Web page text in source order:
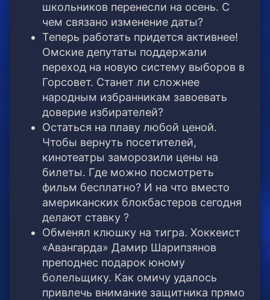
школьников перенесли на осень. С
чем связано изменение даты?
Теперь работать придется активнее!
Омские депутаты поддержали
переход на новую систему выборов в
Горсовет. Станет ли сложнее
народным избранникам завоевать
доверие избирателей?
Остаться на плаву любой ценой.
Чтобы вернуть посетителей,
кинотеатры заморозили цены на
билеты. Где можно посмотреть
фильм бесплатно? И на что вместо
американских блокбастеров сегодня
делают ставку ?
Обменял клюшку на тигра. Хоккеист
«Авангарда» Дамир Шарипзянов
преподнес подарок юному
болельщику. Как омичу удалось
привлечь внимание защитника прямо